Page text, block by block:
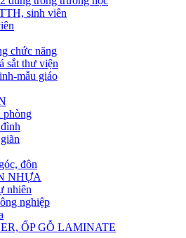
sinh viên
chức năng
sắt thư viện
mẫu giáo
phòng
đôn
NHỰA
nhiên
nghiệp
ỐP GỖ LAMINATE